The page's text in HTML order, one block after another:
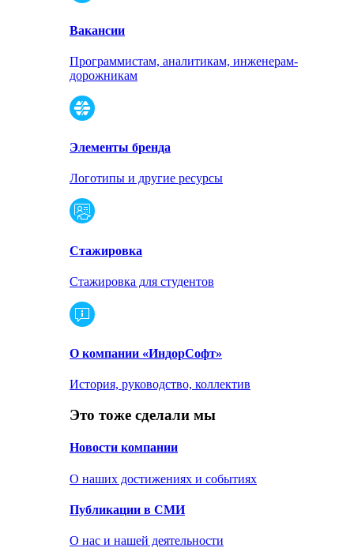
Вакансии
Программистам, аналитикам, инженерам-
дорожникам
Элементы бренда
Логотипы и другие ресурсы
Стажировка
Стажировка для студентов
О компании «ИндорСофт»
История, руководство, коллектив
Это тоже сделали мы
Новости компании
О наших достижениях и событиях
Публикации в СМИ
О нас и нашей деятельности